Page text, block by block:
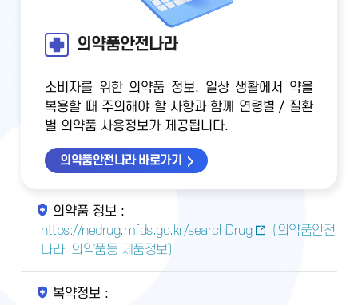
의약품안전나라
소비자를 위한 의약품 정보. 일상 생활에서 약을
복용할 때 주의해야 할 사항과 함께 연령별 / 질환
별 의약품 사용정보가 제공됩니다.
의약품안전나라 바로가기
의약품 정보 :
https://nedrug.mfds.go.kr/searchDrug
(의약품안전
나라, 의약품등 제품정보)
복약정보 :